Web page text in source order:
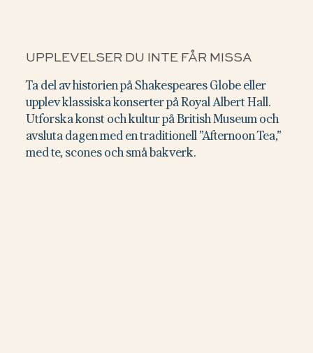
UPPLEVELSER DU INTE FÅR MISSA
Ta del av historien på Shakespeares Globe eller
upplev klassiska konserter på Royal Albert Hall.
Utforska konst och kultur på British Museum och
avsluta dagen med en traditionell ”Afternoon Tea,”
med te, scones och små bakverk.